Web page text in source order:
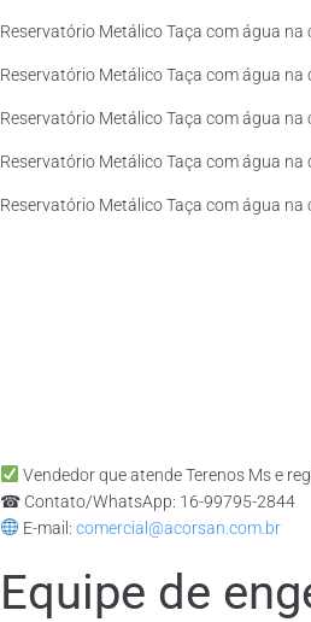
Reservatório Metálico Taça com água
Reservatório Metálico Taça com água na
Reservatório Metálico Taça com água
Reservatório Metálico Taça com água
Reservatório Metálico Taça com água na
Vendedor que atende Terenos Ms e
☎ Contato/WhatsApp: 16-99795-2844
E-mail: comercial@acorsan.com.br
Equipe de